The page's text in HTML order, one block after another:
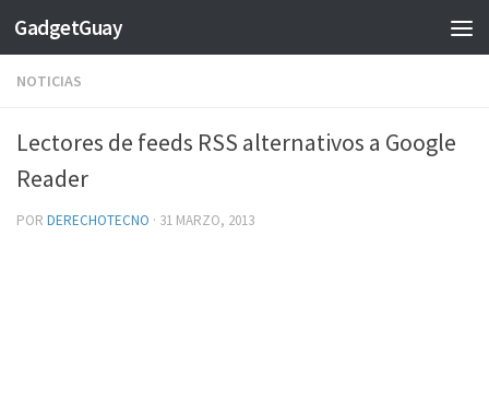
Saltar al contenido
GadgetGuay
NOTICIAS
Lectores de feeds RSS alternativos a Google
Reader
POR DERECHOTECNO · 31 MARZO, 2013